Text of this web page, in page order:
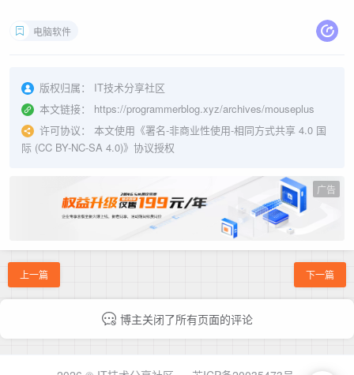
电脑软件
版权归属：
IT技术分享社区
本文链接：
https://programmerblog.xyz/archives/mouseplus
许可协议：
本文使用《署名-非商业性使用-相同方式共享 4.0 国
际 (CC BY-NC-SA 4.0)》协议授权
广告
上一篇 下一篇
博主关闭了所有页面的评论